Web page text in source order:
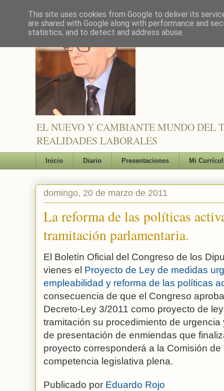
EL NUEVO Y CAMBIANTE MUNDO DEL
REALIDADES LABORALES
Inicio Diario Presentaciones Mi
domingo, 20 de marzo de 2011
La reforma de las políticas
tramitación parlamentaria.
El Boletín Oficial del Congreso de los
vienes el Proyecto de Ley de medidas
empleabilidad y reforma de las políticas
consecuencia de que el Congreso
Decreto-Ley 3/2011 como proyecto de
tramitación su procedimiento de
de presentación de enmiendas que
proyecto corresponderá a la Comisión
competencia legislativa plena.
Publicado por Eduardo Rojo
This site uses cookies from Google to deliver its
are shared with Google along with performance and
statistics, and to detect and address abuse.